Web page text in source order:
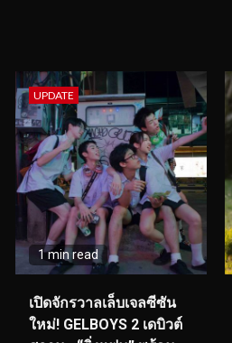
UPDATE
1 min read
เปิดจักรวาลเล็บเจลซีซัน
ใหม่! GELBOYS 2 เดบิวต์